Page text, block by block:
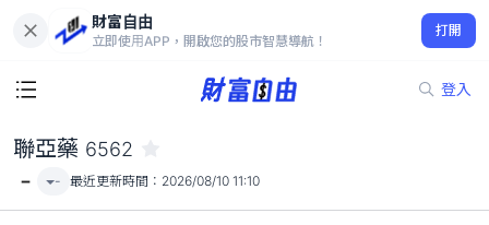
財富自由
立即使用APP，開啟您的股市智慧導航！
打開
登入
-
聯亞藥 6562
- - 最近更新時間： 2026/08/10 11:10